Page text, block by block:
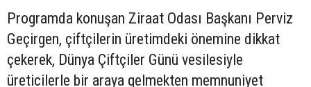
Programda konuşan Ziraat Odası Başkanı Perviz
Geçirgen, çiftçilerin üretimdeki önemine dikkat
çekerek, Dünya Çiftçiler Günü vesilesiyle
üreticilerle bir araya gelmekten memnuniyet